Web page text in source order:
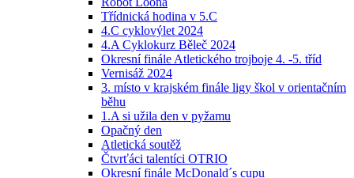
Třídnická hodina v 5.C
4.C cyklovýlet 2024
4.A Cyklokurz Běleč 2024
Okresní finále Atletického trojboje 4. -5. tříd
Vernisáž 2024
3. místo v krajském finále ligy škol v orientačním
běhu
1.A si užila den v pyžamu
Opačný den
Atletická soutěž
Čtvrťáci talentíci OTRIO
Okresní finále McDonald´s cupu